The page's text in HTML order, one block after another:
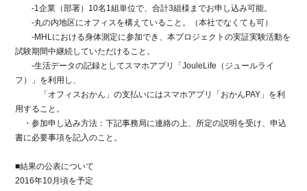
-1企業（部署）10名1組単位で、合計3組様までお申し込み可能。
-丸の内地区にオフィスを構えていること。（本社でなくても可）
-MHLにおける身体測定に参加でき、本プロジェクトの実証実験活動を
試験期間中継続していただけること。
-生活データの記録としてスマホアプリ「JouleLife（ジュールライ
フ）」を利用し、
「オフィスおかん」の支払いにはスマホアプリ「おかんPAY」を利
用すること。
・参加申し込み方法：下記事務局に連絡の上、所定の説明を受け、申込
書に必要事項を記入のこと。
■結果の公表について
2016年10月頃を予定